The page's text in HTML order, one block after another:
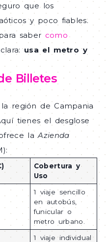
que los
y poco fiables.
saber como
usa el metro y
Billetes
región de Campania
tienes el desglose
laAzienda
Cobertura y
Uso
1 viaje sencillo
en autobús,
funicular o
metro urbano.
1 viaje individual